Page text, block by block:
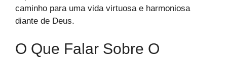
caminho para uma vida virtuosa e harmoniosa
diante de Deus.
O Que Falar Sobre O